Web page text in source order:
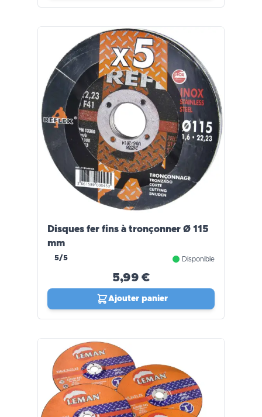
Disques fer fins à tronçonner Ø 115
mm
5/5 Disponible
5,99 €
Ajouter panier